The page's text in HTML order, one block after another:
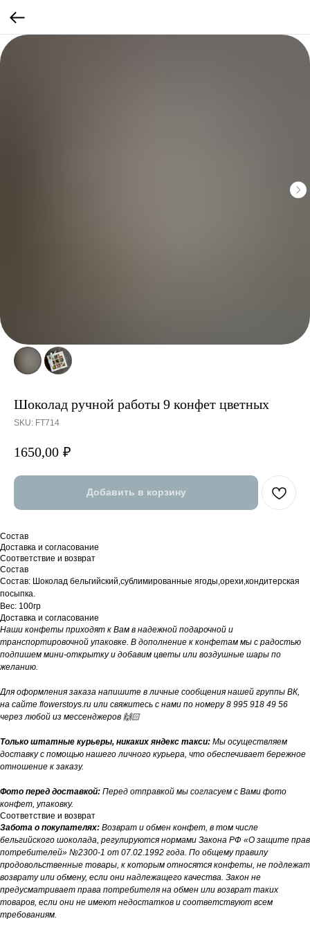
Шоколад ручной работы 9 конфет цветных
SKU: FT714
1650,00 ₽
Добавить в корзину
Состав
Доставка и согласование
Соответствие и возврат
Состав
Состав: Шоколад бельгийский,сублимированные ягоды,орехи,кондитерская
посыпка.
Вес: 100гр
Доставка и согласование
Наши конфеты приходят к Вам в надежной подарочной и
транспортировочной упаковке. В дополнение к конфетам мы с радостью
подпишем мини-открытку и добавим цветы или воздушные шары по
желанию.
Для оформления заказа напишите в личные сообщения нашей группы ВК,
на сайте flowerstoys.ru или свяжитесь с нами по номеру 8 995 918 49 56
через любой из мессенджеров 🙌🏻
Только штатные курьеры, никаких яндекс такси: Мы осуществляем
доставку с помощью нашего личного курьера, что обеспечивает бережное
отношение к заказу.
Фото перед доставкой: Перед отправкой мы согласуем с Вами фото
конфет, упаковку.
Соответствие и возврат
Забота о покупателях: Возврат и обмен конфет, в том числе
бельгийского шоколада, регулируются нормами Закона РФ «О защите прав
потребителей» №2300-1 от 07.02.1992 года. По общему правилу
продовольственные товары, к которым относятся конфеты, не подлежат
возврату или обмену, если они надлежащего качества. Закон не
предусматривает права потребителя на обмен или возврат таких
товаров, если они не имеют недостатков и соответствуют всем
требованиям.